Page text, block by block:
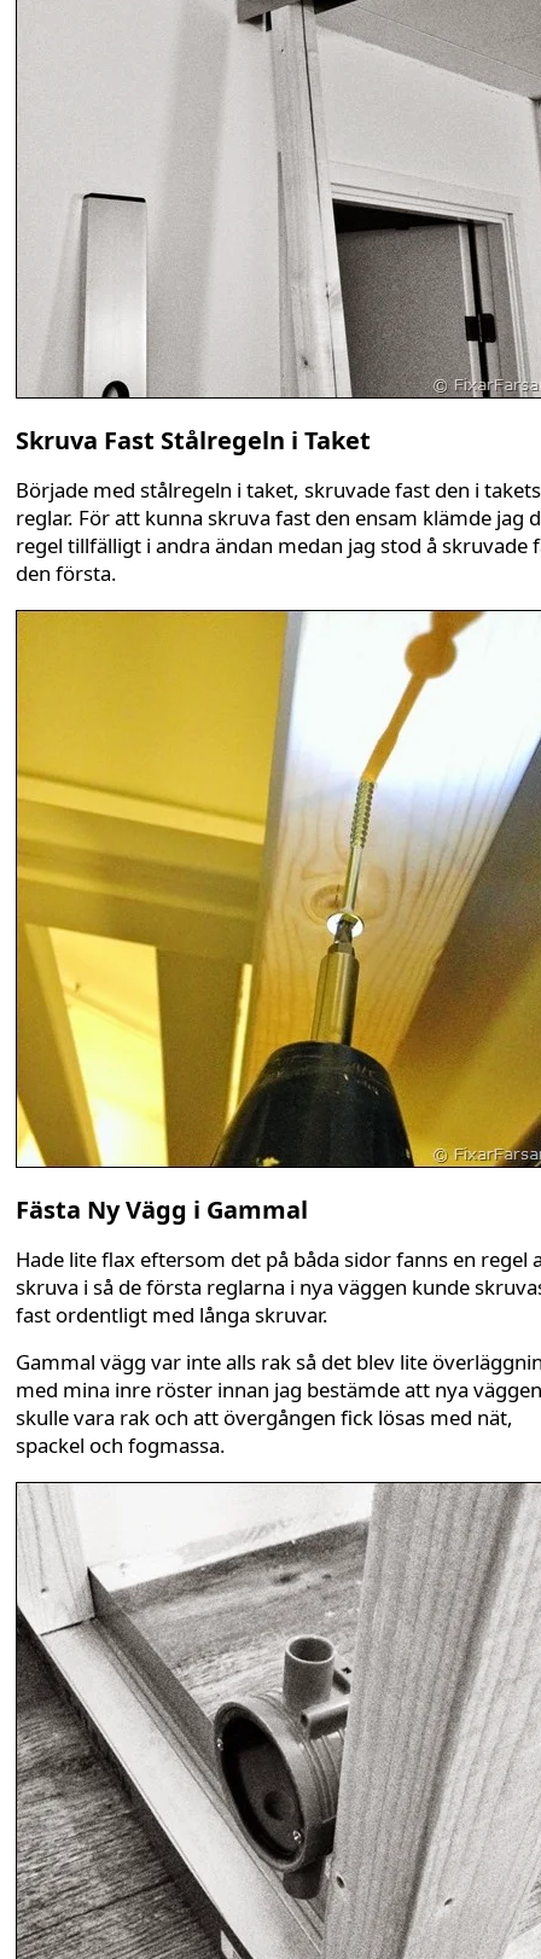
Skruva Fast Stålregeln i Taket
Började med stålregeln i taket, skruvade fast den i takets
reglar. För att kunna skruva fast den ensam klämde jag
regel tillfälligt i andra ändan medan jag stod å skruvade
den första.
Fästa Ny Vägg i Gammal
Hade lite flax eftersom det på båda sidor fanns en regel
skruva i så de första reglarna i nya väggen kunde
fast ordentligt med långa skruvar.
Gammal vägg var inte alls rak så det blev lite
med mina inre röster innan jag bestämde att nya väggen
skulle vara rak och att övergången fick lösas med nät,
spackel och fogmassa.